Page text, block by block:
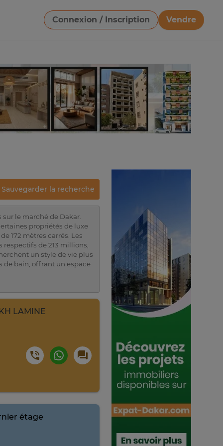
Connexion / Inscription
Vendre
Télécharger une image
Sauvegarder la recherche
le marché de Dakar.
propriétés de luxe
172 mètres carrés. Les
de 213 millions,
un style de vie plus
de bain, offrant un espace
LAMINE
étage